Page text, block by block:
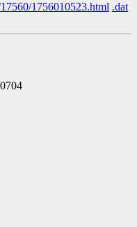
1756010523.html .dat